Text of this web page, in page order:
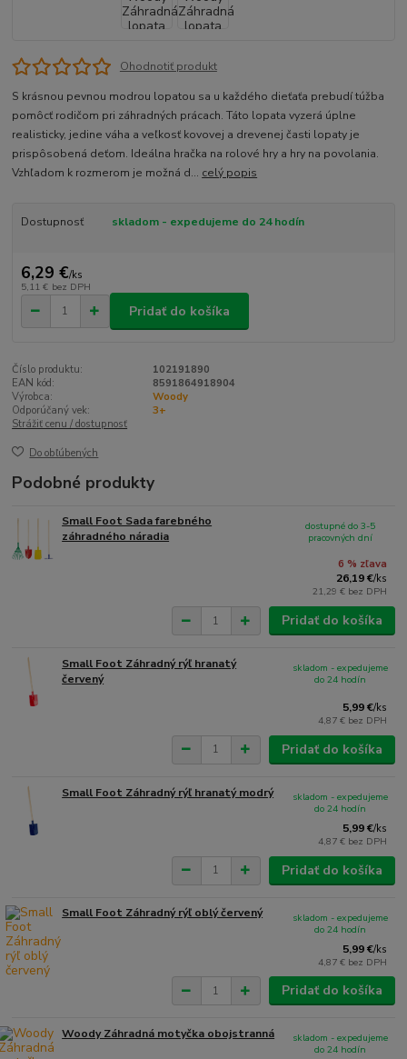
Ohodnotiť produkt
S krásnou pevnou modrou lopatou sa u každého dieťaťa prebudí túžba
pomôcť rodičom pri záhradných prácach. Táto lopata vyzerá úplne
realisticky, jedine váha a veľkosť kovovej a drevenej časti lopaty je
prispôsobená deťom. Ideálna hračka na rolové hry a hry na povolania.
Vzhľadom k rozmerom je možná d... celý popis
Dostupnosť skladom - expedujeme do 24 hodín
6,29 €/ks
5,11 € bez DPH
Pridať do košíka
Číslo produktu:
102191890
EAN kód:
8591864918904
Výrobca:
Woody
Odporúčaný vek:
3+
Strážiť cenu / dostupnosť
Do obľúbených
Podobné produkty
Small Foot Sada farebného
záhradného náradia
6 % zľava
26,19 €/ks
21,29 € bez DPH
dostupné do 3-5
pracovných dní
Pridať do košíka
Small Foot Záhradný rýľ hranatý
červený
5,99 €/ks
4,87 € bez DPH
skladom - expedujeme
do 24 hodín
Pridať do košíka
Small Foot Záhradný rýľ hranatý modrý
5,99 €/ks
4,87 € bez DPH
skladom - expedujeme
do 24 hodín
Pridať do košíka
Small Foot Záhradný rýľ oblý červený
5,99 €/ks
4,87 € bez DPH
skladom - expedujeme
do 24 hodín
Pridať do košíka
Woody Záhradná motyčka obojstranná
skladom - expedujeme
do 24 hodín